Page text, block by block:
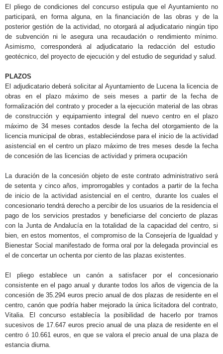
El pliego de condiciones del concurso estipula que el Ayuntamiento no
participará, en forma alguna, en la financiación de las obras y de la
posterior gestión de la actividad, no otorgará al adjudicatario ningún tipo
de subvención ni le asegura una recaudación o rendimiento mínimo.
Asimismo, corresponderá al adjudicatario la redacción del estudio
geotécnico, del proyecto de ejecución y del estudio de seguridad y salud.
PLAZOS
El adjudicatario deberá solicitar al Ayuntamiento de Lucena la licencia de
obras en el plazo máximo de seis meses a partir de la fecha de
formalización del contrato y proceder a la ejecución material de las obras
de construcción y equipamiento integral del nuevo centro en el plazo
máximo de 34 meses contados desde la fecha del otorgamiento de la
licencia municipal de obras, estableciéndose para el inicio de la actividad
asistencial en el centro un plazo máximo de tres meses desde la fecha
de concesión de las licencias de actividad y primera ocupación
La duración de la concesión objeto de este contrato administrativo será
de setenta y cinco años, improrrogables y contados a partir de la fecha
de inicio de la actividad asistencial en el centro, durante los cuales el
concesionario tendrá derecho a percibir de los usuarios de la residencia el
pago de los servicios prestados y beneficiarse del concierto de plazas
con la Junta de Andalucía en la totalidad de la capacidad del centro, si
bien, en estos momentos, el compromiso de la Consejería de Igualdad y
Bienestar Social manifestado de forma oral por la delegada provincial es
el de concertar un ochenta por ciento de las plazas existentes.
El pliego establece un canón a satisfacer por el concesionario
consistente en el pago anual y durante todos los años de vigencia de la
concesión de 35.294 euros precio anual de dos plazas de residente en el
centro, canón que podría haber mejorado la única licitadora del contrato,
Vitalia. El concurso establecía la posibilidad de hacerlo por tramos
sucesivos de 17.647 euros precio anual de una plaza de residente en el
centro ó 10.661 euros, en que se valora el precio anual de una plaza de
estancia diurna.